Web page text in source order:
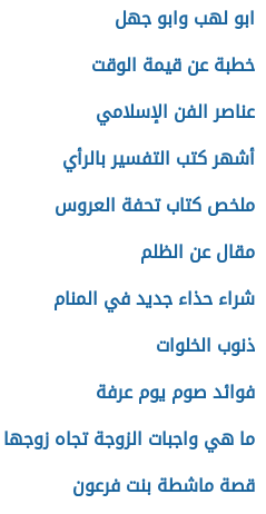
ابو لهب وابو جهل
خطبة عن قيمة الوقت
عناصر الفن الإسلامي
أشهر كتب التفسير بالرأي
ملخص كتاب تحفة العروس
مقال عن الظلم
شراء حذاء جديد في المنام
ذنوب الخلوات
فوائد صوم يوم عرفة
ما هي واجبات الزوجة تجاه زوجها
قصة ماشطة بنت فرعون